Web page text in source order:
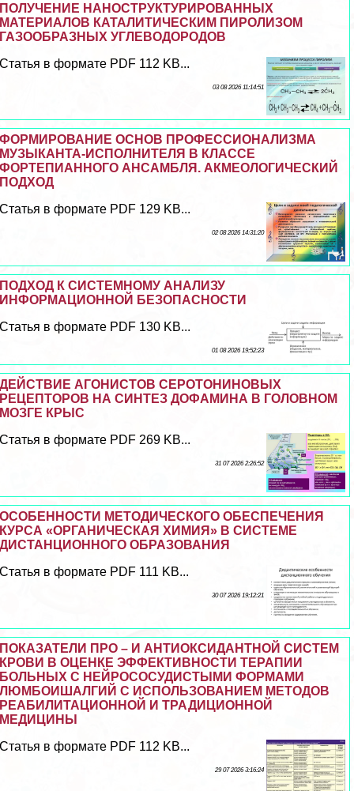
ПОЛУЧЕНИЕ НАНОСТРУКТУРИРОВАННЫХ
МАТЕРИАЛОВ КАТАЛИТИЧЕСКИМ ПИРОЛИЗОМ
ГАЗООБРАЗНЫХ УГЛЕВОДОРОДОВ
Статья в формате PDF 112 KB...
03 08 2026 11:14:51
ФОРМИРОВАНИЕ ОСНОВ ПРОФЕССИОНАЛИЗМА
МУЗЫКАНТА-ИСПОЛНИТЕЛЯ В КЛАССЕ
ФОРТЕПИАННОГО АНСАМБЛЯ. АКМЕОЛОГИЧЕСКИЙ
ПОДХОД
Статья в формате PDF 129 KB...
02 08 2026 14:31:20
ПОДХОД К СИСТЕМНОМУ АНАЛИЗУ
ИНФОРМАЦИОННОЙ БЕЗОПАСНОСТИ
Статья в формате PDF 130 KB...
01 08 2026 19:52:23
ДЕЙСТВИЕ АГОНИСТОВ СЕРОТОНИНОВЫХ
РЕЦЕПТОРОВ НА СИНТЕЗ ДОФАМИНА В ГОЛОВНОМ
МОЗГЕ КРЫС
Статья в формате PDF 269 KB...
31 07 2026 2:26:52
ОСОБЕННОСТИ МЕТОДИЧЕСКОГО ОБЕСПЕЧЕНИЯ
КУРСА «ОРГАНИЧЕСКАЯ ХИМИЯ» В СИСТЕМЕ
ДИСТАНЦИОННОГО ОБРАЗОВАНИЯ
Статья в формате PDF 111 KB...
30 07 2026 19:12:21
ПОКАЗАТЕЛИ ПРО – И АНТИОКСИДАНТНОЙ СИСТЕМ
КРОВИ В ОЦЕНКЕ ЭФФЕКТИВНОСТИ ТЕРАПИИ
БОЛЬНЫХ С НЕЙРОСОСУДИСТЫМИ ФОРМАМИ
ЛЮМБОИШАЛГИЙ С ИСПОЛЬЗОВАНИЕМ МЕТОДОВ
РЕАБИЛИТАЦИОННОЙ И ТРАДИЦИОННОЙ
МЕДИЦИНЫ
Статья в формате PDF 112 KB...
29 07 2026 3:16:24